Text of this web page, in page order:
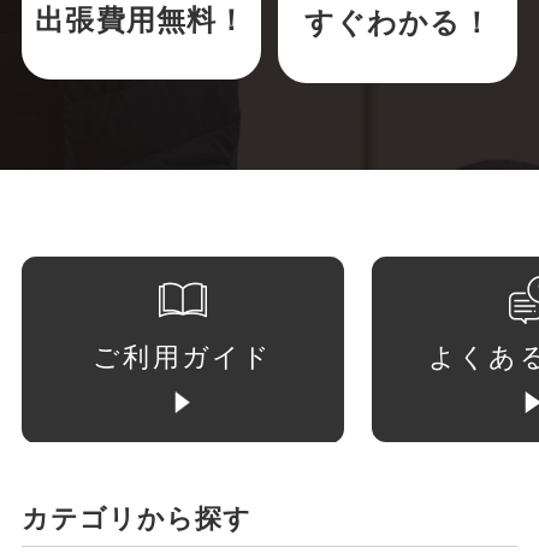
出張費用無料！ すぐわかる！
ご利用ガイド よくあ
カテゴリから探す